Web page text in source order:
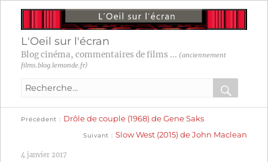
L'Oeil sur l'écran
Blog cinéma, commentaires de films ... (anciennement
films.blog.lemonde.fr)
Recherche
:
OK
Navigation
Précédent
précédente :
Drôle de couple (1968) de Gene Saks
Suivant
suivante :
Slow West (2015) de John Maclean
4 janvier 2017